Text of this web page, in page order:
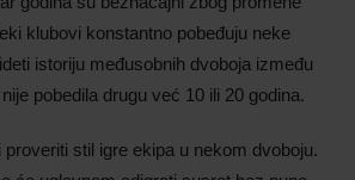
klubovi konstantno pobeđuju neke
istoriju međusobnih dvoboja između
pobedila drugu već 10 ili 20 godina.
proveriti stil igre ekipa u nekom dvoboju.